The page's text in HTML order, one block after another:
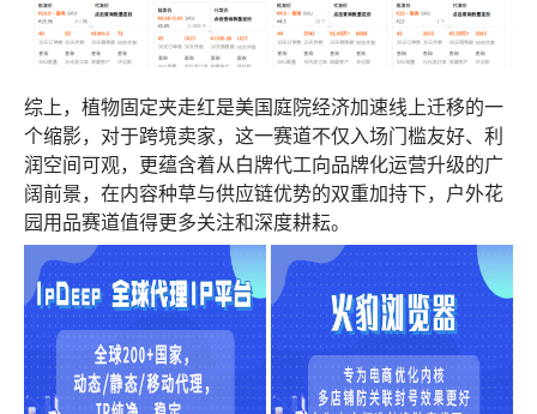
综上，植物固定夹走红是美国庭院经济加速线上迁移的一
个缩影，对于跨境卖家，这一赛道不仅入场门槛友好、利
润空间可观，更蕴含着从白牌代工向品牌化运营升级的广
阔前景，在内容种草与供应链优势的双重加持下，户外花
园用品赛道值得更多关注和深度耕耘。